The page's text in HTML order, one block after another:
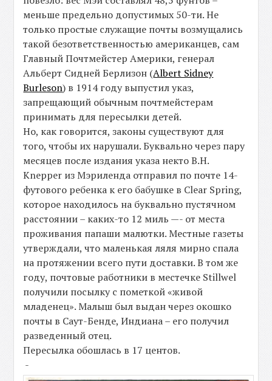
меньше предельно допустимых 50-ти. Не
только простые служащие почты возмущались
такой безответственностью американцев, сам
Главный Почтмейстер Америки, генерал
Альберт Сидней Берлизон (Albert Sidney
Burleson) в 1914 году выпустил указ,
запрещающий обычным почтмейстерам
принимать для пересылки детей.
Но, как говорится, законы существуют для
того, чтобы их нарушали. Буквально через пару
месяцев после издания указа некто B.H.
Knepper из Мэриленда отправил по почте 14-
футового ребенка к его бабушке в Clear Spring,
которое находилось на буквально пустячном
расстоянии – каких-то 12 миль —- от места
проживания папаши малютки. Местные газеты
утверждали, что маленькая ляля мирно спала
на протяжении всего пути доставки. В том же
году, почтовые работники в местечке Stillwel
получили посылку с пометкой «живой
младенец». Малыш был выдан через окошко
почты в Саут-Бенде, Индиана – его получил
разведенный отец.
Пересылка обошлась в 17 центов.
-